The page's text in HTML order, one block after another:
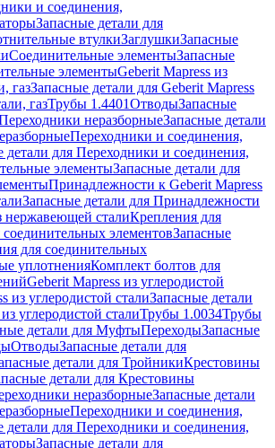
и соединения,
Запасные детали для
втулкиЗаглушкиЗапасные
Соединительные элементыЗапасные
элементыGeberit Mapress из
газЗапасные детали для Geberit Mapress
газТрубы 1.4401ОтводыЗапасные
неразборныеЗапасные детали
Переходники и соединения,
детали для Переходники и соединения,
элементыЗапасные детали для
Принадлежности к Geberit Mapress
Запасные детали для Принадлежности
нержавеющей сталиКрепления для
элементовЗапасные
для соединительных
уплотненияКомплект болтов для
Geberit Mapress из углеродистой
из углеродистой сталиЗапасные детали
углеродистой сталиТрубы 1.0034Трубы
детали для МуфтыПереходыЗапасные
ОтводыЗапасные детали для
детали для ТройникиКрестовины
детали для Крестовины
неразборныеЗапасные детали
Переходники и соединения,
детали для Переходники и соединения,
Запасные детали для